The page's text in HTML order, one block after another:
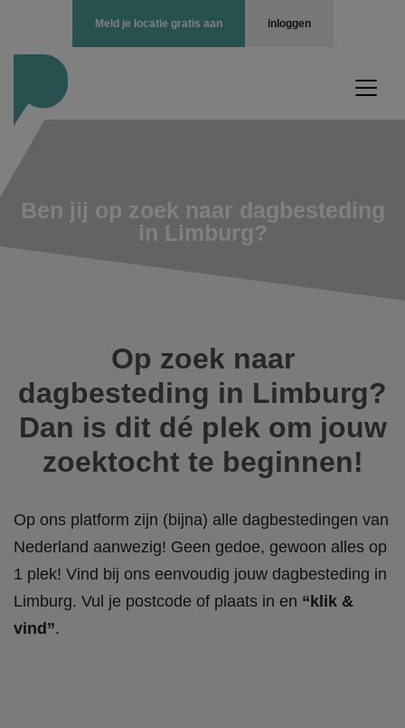
inloggen
Meld je locatie gratis aan
Ben jij op zoek naar dagbesteding
in Limburg?
Op zoek naar
dagbesteding in Limburg?
Dan is dit dé plek om jouw
zoektocht te beginnen!
Op ons platform zijn (bijna) alle dagbestedingen van
Nederland aanwezig! Geen gedoe, gewoon alles op
1 plek! Vind bij ons eenvoudig jouw dagbesteding in
Limburg. Vul je postcode of plaats in en “klik &
vind”.